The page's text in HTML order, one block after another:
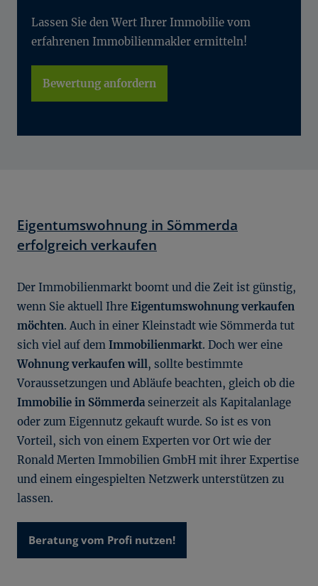
Lassen Sie den Wert Ihrer Immobilie vom
erfahrenen Immobilienmakler ermitteln!
Bewertung anfordern
Eigentumswohnung in Sömmerda
erfolgreich verkaufen
Der Immobilienmarkt boomt und die Zeit ist günstig,
wenn Sie aktuell Ihre Eigentumswohnung verkaufen
möchten. Auch in einer Kleinstadt wie Sömmerda tut
sich viel auf dem Immobilienmarkt. Doch wer eine
Wohnung verkaufen will, sollte bestimmte
Voraussetzungen und Abläufe beachten, gleich ob die
Immobilie in Sömmerdaseinerzeit als Kapitalanlage
oder zum Eigennutz gekauft wurde. So ist es von
Vorteil, sich von einem Experten vor Ort wie der
Ronald Merten Immobilien GmbH mit ihrer Expertise
und einem eingespielten Netzwerk unterstützen zu
lassen.
Beratung vom Profi nutzen!